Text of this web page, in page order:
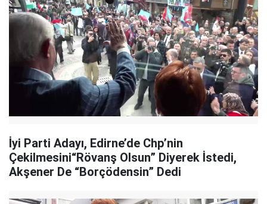
İyi Parti Adayı, Edirne’de Chp’nin
Çekilmesini“Rövanş Olsun” Diyerek İstedi,
Akşener De “Borçödensin” Dedi